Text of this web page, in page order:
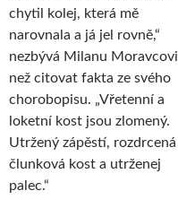
chytil kolej, která mě
narovnala a já jel rovně,“
nezbývá Milanu Moravcovi
než citovat fakta ze svého
chorobopisu. „Vřetenní a
loketní kost jsou zlomený.
Utržený zápěstí, rozdrcená
člunková kost a utrženej
palec.“